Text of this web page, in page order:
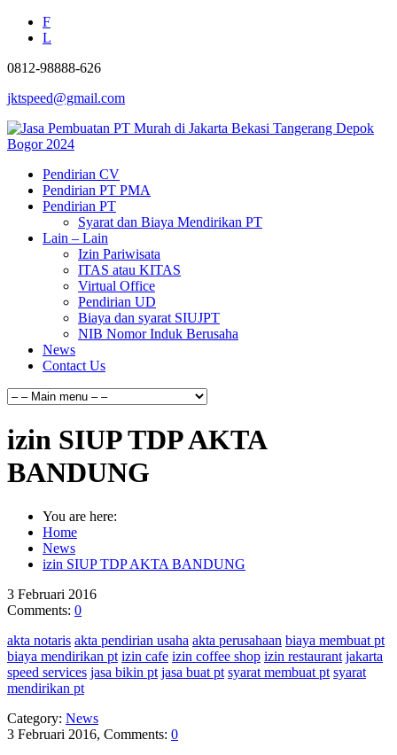
F
L
0812-98888-626
jktspeed@gmail.com
Pendirian CV
Pendirian PT PMA
Pendirian PT
Syarat dan Biaya Mendirikan PT
Lain – Lain
Izin Pariwisata
ITAS atau KITAS
Virtual Office
Pendirian UD
Biaya dan syarat SIUJPT
NIB Nomor Induk Berusaha
News
Contact Us
izin SIUP TDP AKTA
BANDUNG
You are here:
Home
News
izin SIUP TDP AKTA BANDUNG
3 Februari 2016
Comments: 0
akta notaris akta pendirian usaha akta perusahaan biaya membuat pt
biaya mendirikan pt izin cafe izin coffee shop izin restaurant jakarta
speed services jasa bikin pt jasa buat pt syarat membuat pt syarat
mendirikan pt
Category: News
3 Februari 2016, Comments: 0